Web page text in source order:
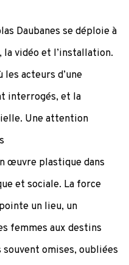
Daubanes se déploie à
vidéo et l’installation.
acteurs d’une
interrogés, et la
Une attention
œuvre plastique dans
et sociale. La force
un lieu, un
femmes aux destins
omises, oubliées